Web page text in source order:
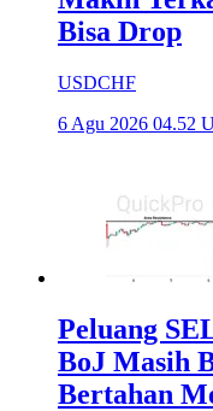
Bisa Drop
USDCHF
6 Agu 2026 04.52
Peluang
BoJ Masih
Bertahan